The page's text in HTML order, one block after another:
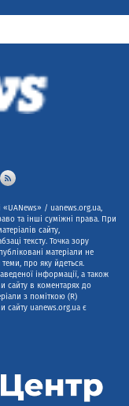
«UANews» / uanews.org.ua,
та інші суміжні права. При
сайту,
тексту. Точка зору
матеріали не
теми, про яку йдеться.
інформації, а також
сайту в коментарях до
з поміткою (R)
сайту uanews.org.ua є